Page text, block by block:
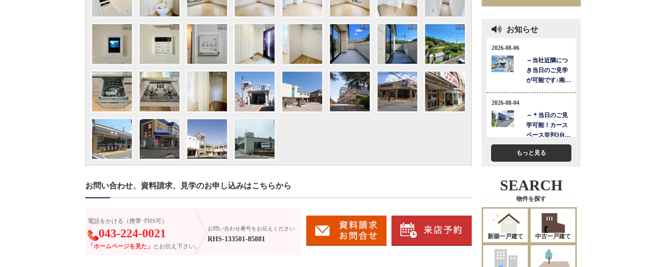
お問い合わせ、資料請求、見学のお申し込みはこちらから
電話をかける（携帯･PHS可）
043-224-0021
「ホームページを見た」 とお伝え下さい。
お問い合わせ番号をお伝えください
RHS-133501-85881
お知らせ
もっと見る
SEARCH
物件を探す
新築一戸建て 中古一戸建て